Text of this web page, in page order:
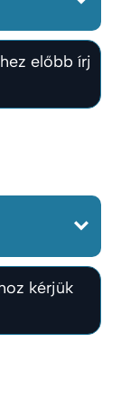
előbb írj
kérjük